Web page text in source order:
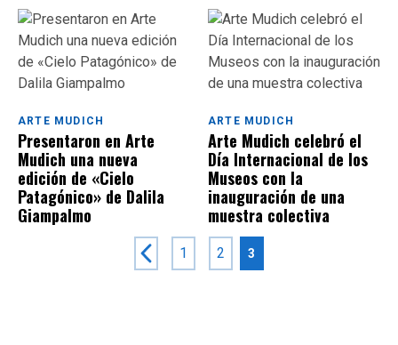
ARTE MUDICH
Presentaron en Arte
Mudich una nueva
edición de «Cielo
Patagónico» de Dalila
Giampalmo
ARTE MUDICH
Arte Mudich celebró el
Día Internacional de los
Museos con la
inauguración de una
muestra colectiva
1 2 3